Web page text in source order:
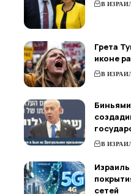
В
Грета
иконе
В
В
сетей